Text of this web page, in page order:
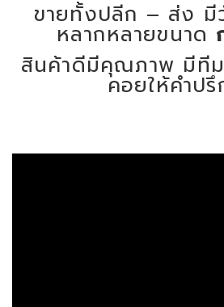
ขายทั้งปลีก – ส่ง มี
หลากหลายขนาด
สินค้าดีมีคุณภาพ มีที
คอยให้คำปรึ